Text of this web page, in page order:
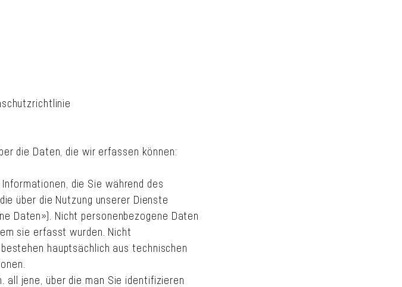
die Daten, die wir erfassen können:
die Sie während des
über die Nutzung unserer Dienste
Daten»). Nicht personenbezogene Daten
sie erfasst wurden. Nicht
hauptsächlich aus technischen
all jene, über die man Sie identifizieren